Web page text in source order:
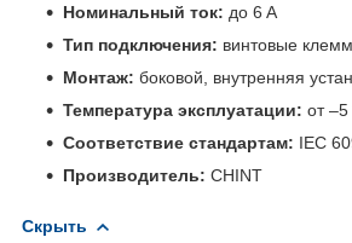
Номинальный ток: до 6 А
Тип подключения: винтовые
Монтаж: боковой, внутренняя
Температура эксплуатации: от –5
Соответствие стандартам: IEC
Производитель: CHINT
Скрыть